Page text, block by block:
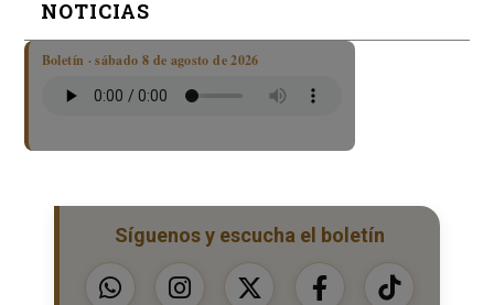
NOTICIAS
Boletín · sábado 8 de agosto de 2026
Síguenos y escucha el boletín